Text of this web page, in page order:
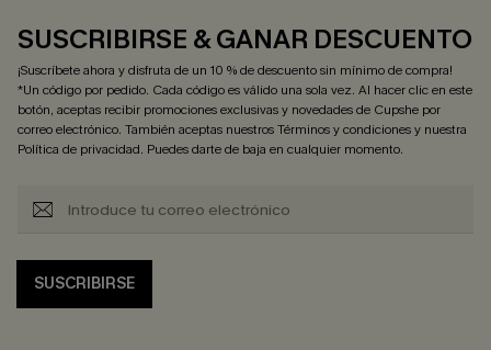
SUSCRIBIRSE & GANAR DESCUENTO
¡Suscríbete ahora y disfruta de un 10 % de descuento sin mínimo de compra!
*Un código por pedido. Cada código es válido una sola vez. Al hacer clic en este
botón, aceptas recibir promociones exclusivas y novedades de Cupshe por
correo electrónico. También aceptas nuestrosTérminos y condicionesy nuestra
Política de privacidad. Puedes darte de baja en cualquier momento.
SUSCRIBIRSE